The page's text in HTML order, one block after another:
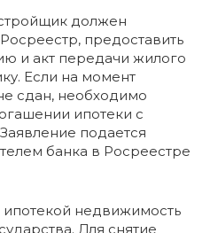
должен
предоставить
и акт передачи жилого
Если на момент
сдан, необходимо
ипотеки с
подается
банка в Росреестре
недвижимость
Для снятие